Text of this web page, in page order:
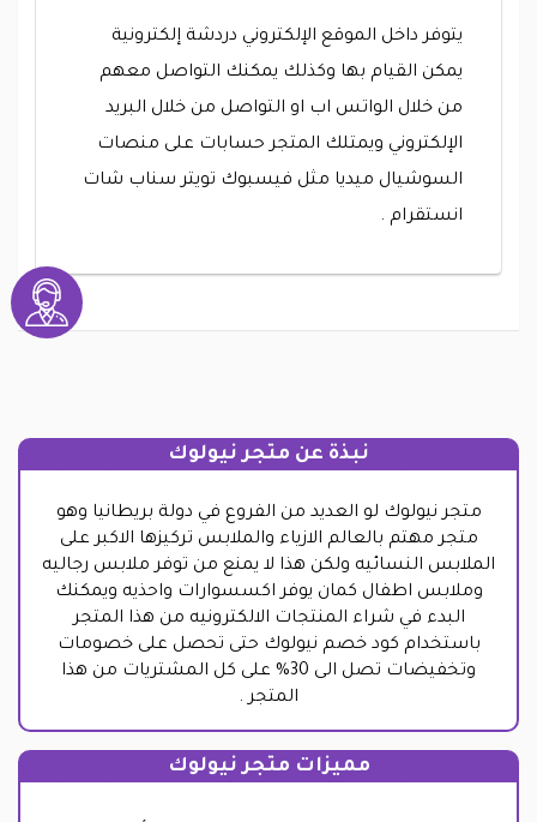
يتوفر داخل الموقع الإلكتروني دردشة إلكترونية
يمكن القيام بها وكذلك يمكنك التواصل معهم
من خلال الواتس اب او التواصل من خلال البريد
الإلكتروني ويمتلك المتجر حسابات على منصات
السوشيال ميديا مثل فيسبوك تويتر سناب شات
انستقرام .
نبذة عن متجر نيولوك
متجر نيولوك لو العديد من الفروع في دولة بريطانيا وهو
متجر مهتم بالعالم الازياء والملابس تركيزها الاكبر على
الملابس النسائيه ولكن هذا لا يمنع من توفر ملابس رجاليه
وملابس اطفال كمان يوفر اكسسوارات واحذيه ويمكنك
البدء في شراء المنتجات الالكترونيه من هذا المتجر
باستخدام كود خصم نيولوك حتى تحصل على خصومات
وتخفيضات تصل الى 30% على كل المشتريات من هذا
المتجر .
مميزات متجر نيولوك